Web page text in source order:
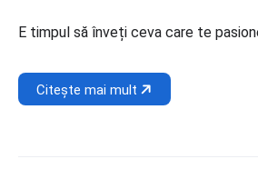
E timpul să înveți ceva care te
Citește mai mult